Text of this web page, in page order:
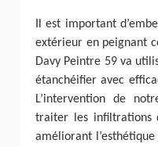
Il est important
extérieur en peignant
Davy Peintre 59 va
étanchéifier avec
L’intervention de
traiter les infiltrations
améliorant